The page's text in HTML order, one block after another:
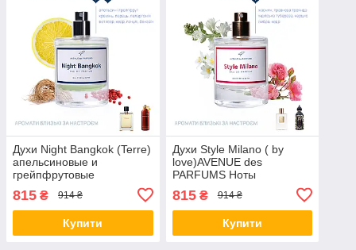
Духи Night Bangkok (Terre)
апельсиновые и
грейпфрутовые
PARFUMS
815 ₴ 914 ₴
Купити
Духи Style Milano ( by
love)AVENUE des
PARFUMS Ноты
майской розы.
815₴ 914 ₴
Купити